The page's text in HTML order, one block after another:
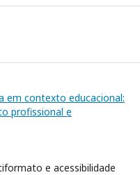
em contexto educacional:
profissional e
e acessibilidade